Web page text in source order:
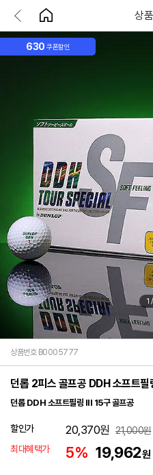
상
630 쿠폰할인
1 /
상품번호 B0005777
던롭 2피스 골프공 DDH 소프트필
던롭 DDH 소프트필링 III 15구 골프공
할인가 20,370원 21,000원
최대혜택가
5% 19,962원